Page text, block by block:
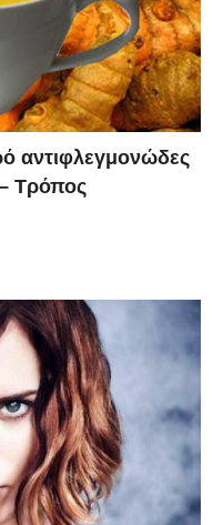
αντιφλεγμονώδες
– Τρόπος